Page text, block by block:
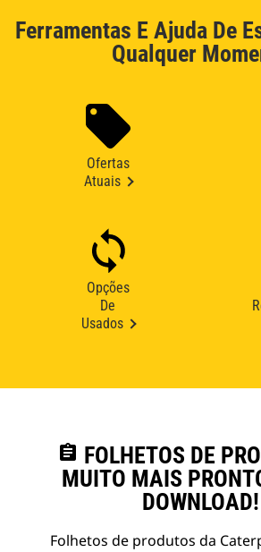
Ferramentas E Ajuda De
Qualquer
Ofertas
Atuais
Opções
De
Usados
assignment FOLHETOS DE
MUITO MAIS
DOWNLOAD!
Folhetos de produtos da